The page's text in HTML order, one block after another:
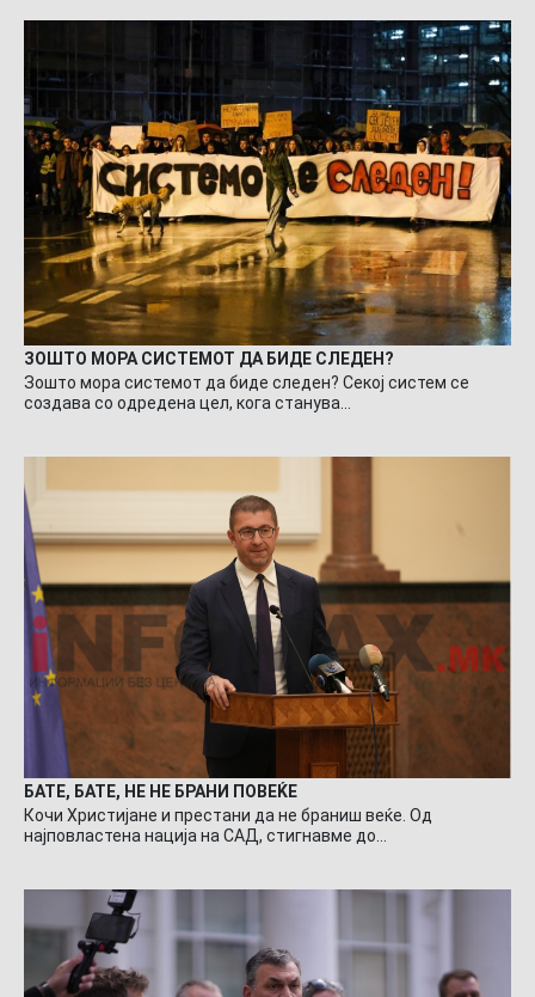
ЗОШТО МОРА СИСТЕМОТ ДА БИДЕ СЛЕДЕН?
Зошто мора системот да биде следен? Секој систем се
создава со одредена цел, кога станува…
БАТЕ, БАТЕ, НЕ НЕ БРАНИ ПОВЕЌЕ
Кочи Христијане и престани да не браниш веќе. Од
најповластена нација на САД, стигнавме до…